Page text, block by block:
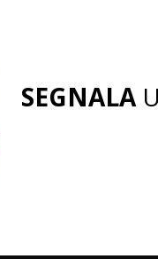
SEGNALA